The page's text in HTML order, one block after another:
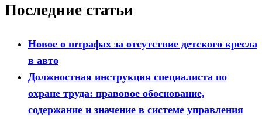
Последние статьи
Новое о штрафах за отсутствие детского кресла
в авто
Должностная инструкция специалиста по
охране труда: правовое обоснование,
содержание и значение в системе управления